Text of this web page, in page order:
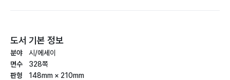
도서 기본 정보
분야
면수
판형
시/에세이
328쪽
148mm × 210mm